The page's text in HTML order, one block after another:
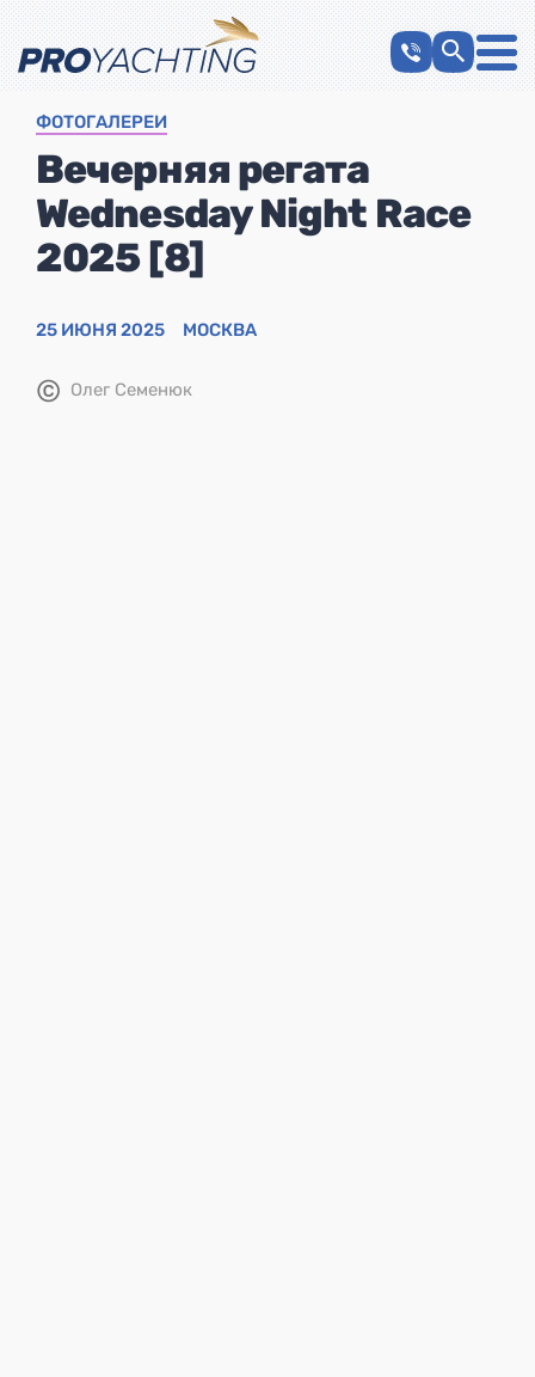
ФОТОГАЛЕРЕИ
Вечерняя регата
Wednesday Night Race
2025 [8]
25 ИЮНЯ 2025 МОСКВА
© Олег Семенюк